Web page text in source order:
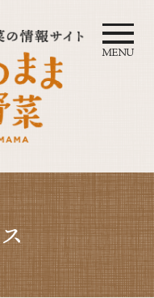
ック南さつ
島の有機・
MENU